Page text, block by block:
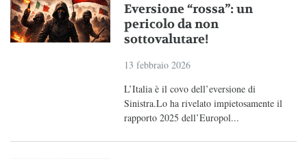
Eversione “rossa”: un
pericolo da non
sottovalutare!
13 febbraio 2026
L’Italia è il covo dell’eversione di
Sinistra.Lo ha rivelato impietosamente il
rapporto 2025 dell’Europol...